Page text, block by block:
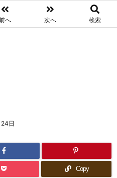
へ 次へ 検索
日
Copy